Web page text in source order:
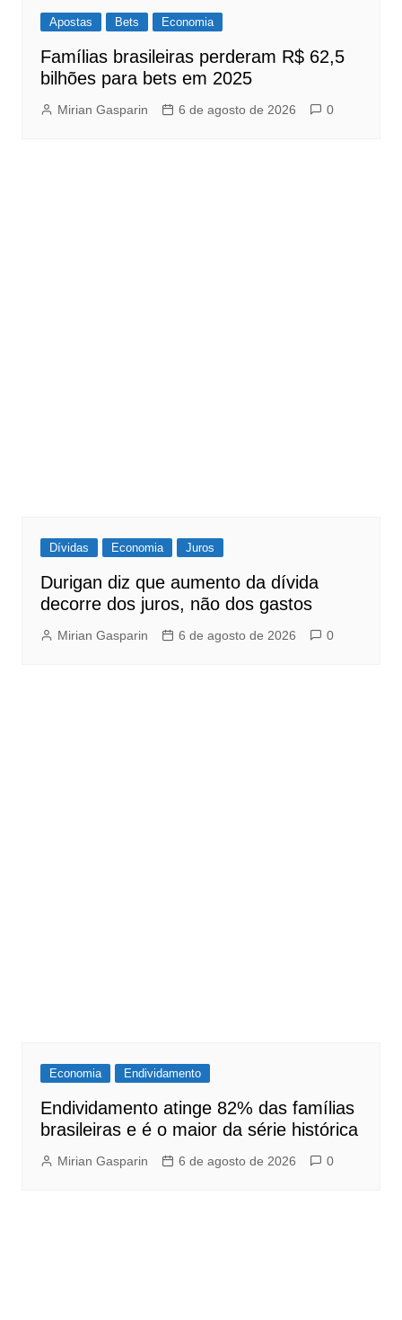
Apostas Bets Economia
Famílias brasileiras perderam R$ 62,5
bilhões para bets em 2025
Mirian Gasparin 6 de agosto de 2026 0
Dívidas Economia Juros
Durigan diz que aumento da dívida
decorre dos juros, não dos gastos
Mirian Gasparin 6 de agosto de 2026 0
Economia Endividamento
Endividamento atinge 82% das famílias
brasileiras e é o maior da série histórica
Mirian Gasparin 6 de agosto de 2026 0